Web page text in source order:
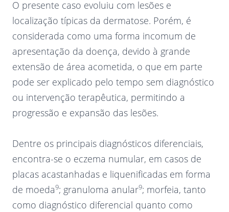
O presente caso evoluiu com lesões e
localização típicas da dermatose. Porém, é
considerada como uma forma incomum de
apresentação da doença, devido à grande
extensão de área acometida, o que em parte
pode ser explicado pelo tempo sem diagnóstico
ou intervenção terapêutica, permitindo a
progressão e expansão das lesões.
Dentre os principais diagnósticos diferenciais,
encontra-se o eczema numular, em casos de
placas acastanhadas e liquenificadas em forma
de moeda9; granuloma anular9; morfeia, tanto
como diagnóstico diferencial quanto como